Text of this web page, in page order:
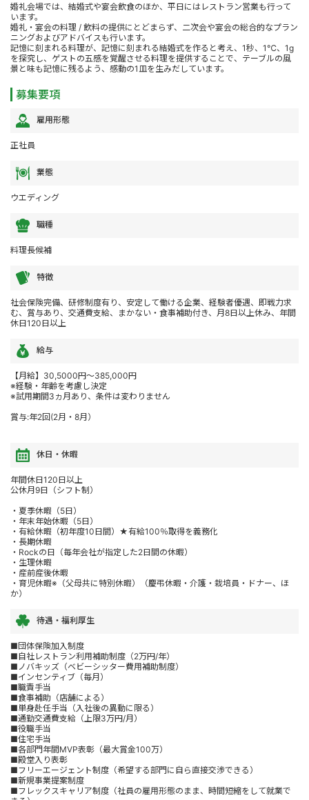
婚礼会場では、結婚式や宴会飲食のほか、平日にはレストラン営業も行って
います。
婚礼・宴会の料理 / 飲料の提供にとどまらず、二次会や宴会の総合的なプラン
ニングおよびアドバイスも行います。
記憶に刻まれる料理が、記憶に刻まれる結婚式を作ると考え、1秒、1℃、1g
を探究し、ゲストの五感を覚醒させる料理を提供することで、テーブルの風
景と味も記憶に残るよう、感動の1皿を生みだしています。
募集要項
雇用形態
正社員
業態
ウエディング
職種
料理長候補
特徴
社会保険完備、研修制度有り、安定して働ける企業、経験者優遇、即戦力求
む、賞与あり、交通費支給、まかない・食事補助付き、月8日以上休み、年間
休日120日以上
給与
【月給】30,5000円～385,000円
※経験・年齢を考慮し決定
※試用期間3ヵ月あり、条件は変わりません
賞与:年2回(2月・8月）
休日・休暇
年間休日120日以上
公休月9日（シフト制）
・夏季休暇（5日）
・年末年始休暇（5日）
・有給休暇（初年度10日間）★有給100％取得を義務化
・長期休暇
・Rockの日（毎年会社が指定した2日間の休暇）
・生理休暇
・産前産後休暇
・育児休暇※（父母共に特別休暇）（慶弔休暇・介護・栽培員・ドナー、ほ
か）
待遇・福利厚生
■団体保険加入制度
■自社レストラン利用補助制度（2万円/年）
■ノバキッズ（ベビーシッター費用補助制度）
■インセンティブ（毎月）
■職責手当
■食事補助（店舗による）
■単身赴任手当（入社後の異動に限る）
■通勤交通費支給（上限3万円/月）
■役職手当
■住宅手当
■各部門年間MVP表彰（最大賞金100万）
■殿堂入り表彰
■フリーエージェント制度（希望する部門に自ら直接交渉できる）
■新規事業提案制度
■フレックスキャリア制度（社員の雇用形態のまま、時間短縮をして就業で